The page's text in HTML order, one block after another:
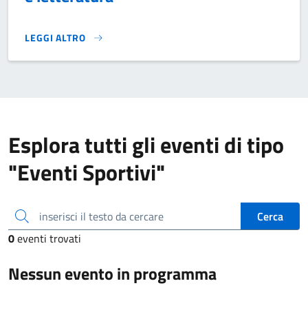
LEGGI ALTRO
STORIA DELL'OSTERIA NELLA SOCIETÀ, ARTE E
Esplora tutti gli eventi di tipo
"Eventi Sportivi"
inserisci il testo da cercare
Cerca
0eventi trovati
Nessun evento in programma